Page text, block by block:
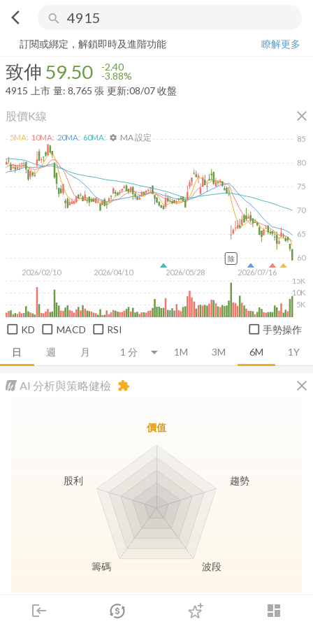
arrow_back_ios search
login dashboard
市場 登入
致伸 59.50-3.88%
訂閱或綁定，解鎖即時及進階功能
瞭解更多
致伸 59.50 -2.40
-3.88%
4915
上市 量: 8,765 張 更新:08/07 收盤
股價K線 close
日 週 月 1M 3M 6M 1Y
2026/02/10 2026/04/10 2026/05/28 2026/07/16
60
65
70
75
80
85
5K
10K
15K
5MA: 10MA: 20MA: 60MA: settings MA 設定
除
KD MACD RSI 手勢操作
AI 分析與策略健檢 close
extension
趨勢動能 波段訊號 存股收息
價值
趨勢
波段
籌碼
股利